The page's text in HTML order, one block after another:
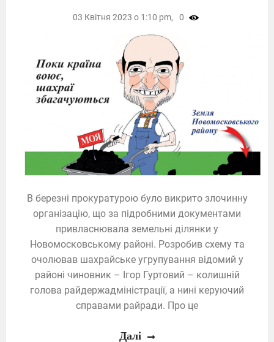
В березні прокуратурою було викрито злочинну
організацію, що за підробними документами
привласнювала земельні ділянки у
Новомосковському районі. Розробив схему та
очолював шахрайське угрупування відомий у
районі чиновник – Ігор Гуртовий – колишній
голова райдержадміністрації, а нині керуючий
справами райради. Про це
03 Квітня 2023 о 1:10 pm, 0
Далі